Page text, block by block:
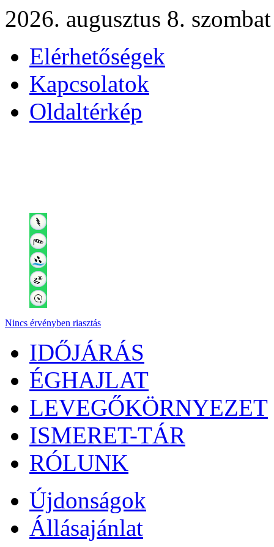
2026. augusztus 8. szombat
Elérhetőségek
Kapcsolatok
Oldaltérkép
Nincs érvényben riasztás
IDŐJÁRÁS
ÉGHAJLAT
LEVEGŐKÖRNYEZET
ISMERET-TÁR
RÓLUNK
Újdonságok
Állásajánlat